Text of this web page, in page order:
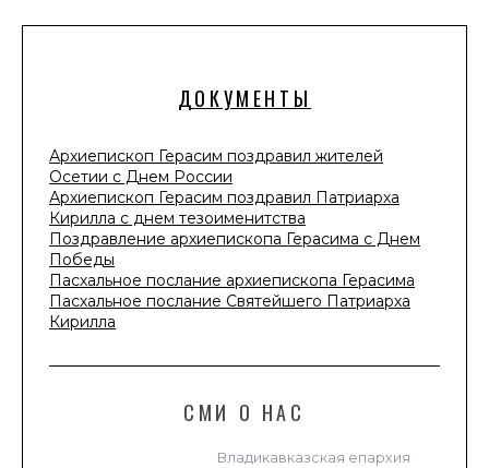
ДОКУМЕНТЫ
Архиепископ Герасим поздравил жителей
Осетии с Днем России
Архиепископ Герасим поздравил Патриарха
Кирилла с днем тезоименитства
Поздравление архиепископа Герасима с Днем
Победы
Пасхальное послание архиепископа Герасима
Пасхальное послание Святейшего Патриарха
Кирилла
СМИ О НАС
Владикавказская епархия